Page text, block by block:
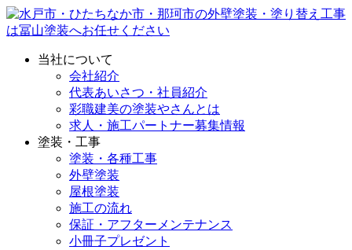
当社について
会社紹介
代表あいさつ・社員紹介
彩職建美の塗装やさんとは
求人・施工パートナー募集情報
塗装・工事
塗装・各種工事
外壁塗装
屋根塗装
施工の流れ
保証・アフターメンテナンス
小冊子プレゼント